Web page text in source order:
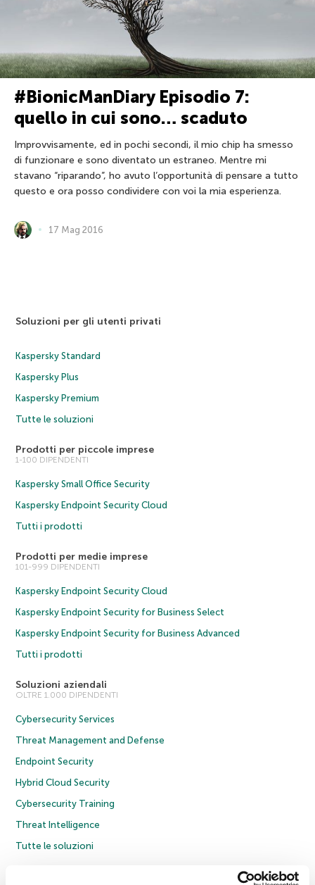
#BionicManDiary Episodio 7:
quello in cui sono… scaduto
Improvvisamente, ed in pochi secondi, il mio chip ha smesso
di funzionare e sono diventato un estraneo. Mentre mi
stavano “riparando”, ho avuto l’opportunità di pensare a tutto
questo e ora posso condividere con voi la mia esperienza.
17 Mag 2016
Soluzioni per gli utenti privati
Kaspersky Standard
Kaspersky Plus
Kaspersky Premium
Tutte le soluzioni
Prodotti per piccole imprese
1-100 DIPENDENTI
Kaspersky Small Office Security
Kaspersky Endpoint Security Cloud
Tutti i prodotti
Prodotti per medie imprese
101-999 DIPENDENTI
Kaspersky Endpoint Security Cloud
Kaspersky Endpoint Security for Business Select
Kaspersky Endpoint Security for Business Advanced
Tutti i prodotti
Soluzioni aziendali
OLTRE 1.000 DIPENDENTI
Cybersecurity Services
Threat Management and Defense
Endpoint Security
Hybrid Cloud Security
Cybersecurity Training
Threat Intelligence
Tutte le soluzioni